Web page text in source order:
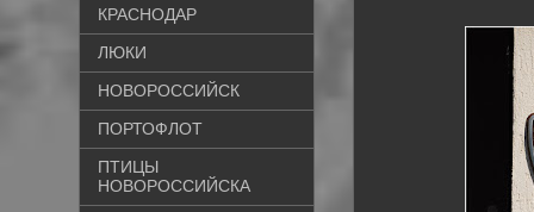
КРАСНОДАР
ЛЮКИ
НОВОРОССИЙСК
ПОРТОФЛОТ
ПТИЦЫ
НОВОРОССИЙСКА